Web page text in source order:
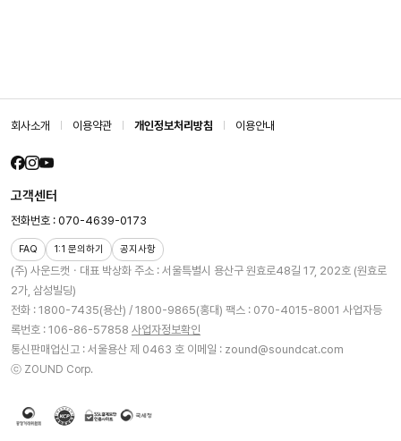
회사소개 이용약관 개인정보처리방침 이용안내
(주) 사운드캣ㆍ대표 박상화 주소 : 서울특별시 용산구 원효로48길 17, 202호 (원효로
2가, 삼성빌딩)
전화 : 1800-7435(용산) / 1800-9865(홍대) 팩스 : 070-4015-8001 사업자등
록번호 : 106-86-57858 사업자정보확인
통신판매업신고 : 서울용산 제 0463 호 이메일 : zound@soundcat.com
ⓒ ZOUND Corp.
고객센터
전화번호 : 070-4639-0173
FAQ 1:1 문의하기 공지사항